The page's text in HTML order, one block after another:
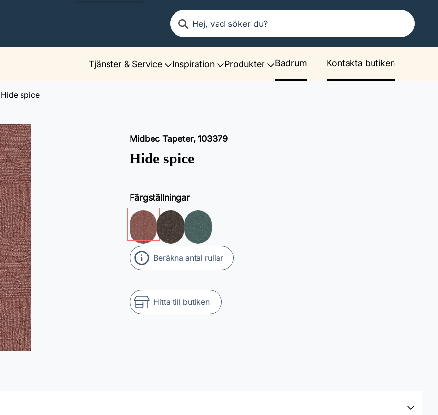
Sök
Tjänster & Service Inspiration Produkter Badrum Kontakta butiken
Hide spice
Midbec Tapeter, 103379
Hide spice
Färgställningar
Beräkna antal rullar
Hitta till butiken